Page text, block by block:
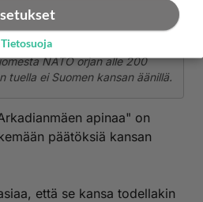
NATO orjan alle 200
tuella ei Suomen kansan äänillä.
apinaa" on
päätöksiä kansan
että se kansa todellakin
Tietosuoja